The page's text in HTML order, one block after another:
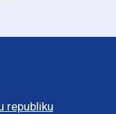
republiku